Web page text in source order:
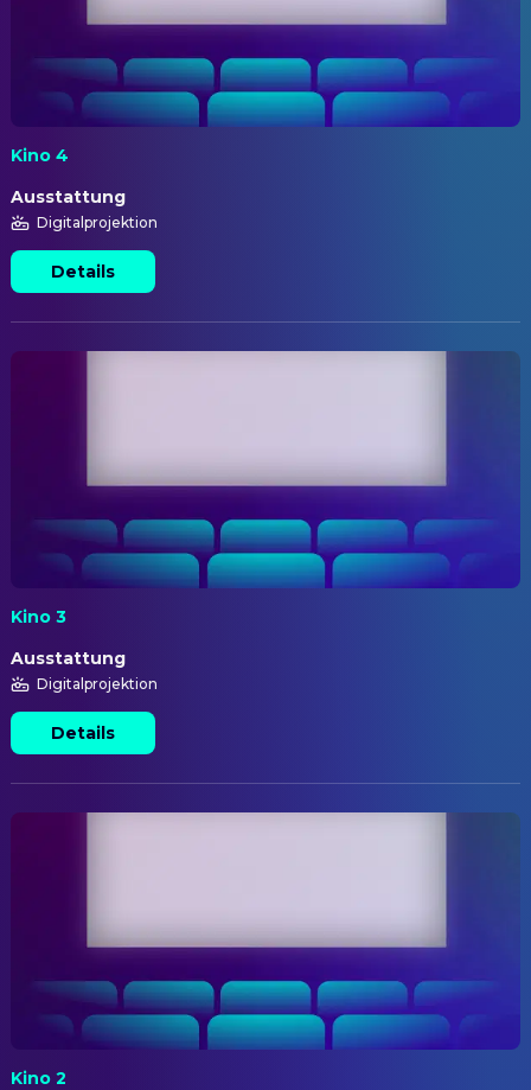
Kino 4
Ausstattung
Digitalprojektion
Details
Kino 3
Ausstattung
Digitalprojektion
Details
Kino 2